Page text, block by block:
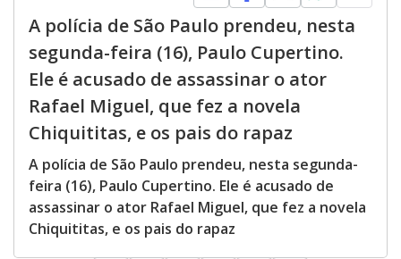
A polícia de São Paulo prendeu, nesta
segunda-feira (16), Paulo Cupertino.
Ele é acusado de assassinar o ator
Rafael Miguel, que fez a novela
Chiquititas, e os pais do rapaz
A polícia de São Paulo prendeu, nesta segunda-
feira (16), Paulo Cupertino. Ele é acusado de
assassinar o ator Rafael Miguel, que fez a novela
Chiquititas, e os pais do rapaz